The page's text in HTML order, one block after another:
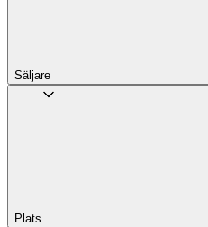
Säljare
Plats